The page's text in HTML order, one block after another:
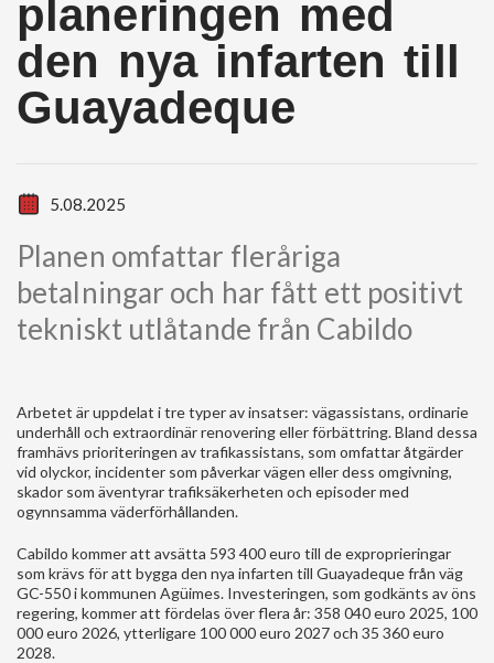
planeringen med
den nya infarten till
Guayadeque
5.08.2025
Planen omfattar fleråriga
betalningar och har fått ett positivt
tekniskt utlåtande från Cabildo
Arbetet är uppdelat i tre typer av insatser: vägassistans, ordinarie
underhåll och extraordinär renovering eller förbättring. Bland dessa
framhävs prioriteringen av trafikassistans, som omfattar åtgärder
vid olyckor, incidenter som påverkar vägen eller dess omgivning,
skador som äventyrar trafiksäkerheten och episoder med
ogynnsamma väderförhållanden.
Cabildo kommer att avsätta 593 400 euro till de exproprieringar
som krävs för att bygga den nya infarten till Guayadeque från väg
GC-550 i kommunen Agüimes. Investeringen, som godkänts av öns
regering, kommer att fördelas över flera år: 358 040 euro 2025, 100
000 euro 2026, ytterligare 100 000 euro 2027 och 35 360 euro
2028.